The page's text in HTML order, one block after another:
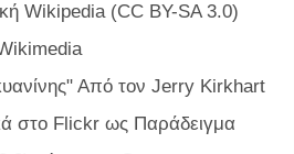
Wikipedia (CC BY-SA 3.0)
Από τον Jerry Kirkhart
στο Flickr ως Παράδειγμα